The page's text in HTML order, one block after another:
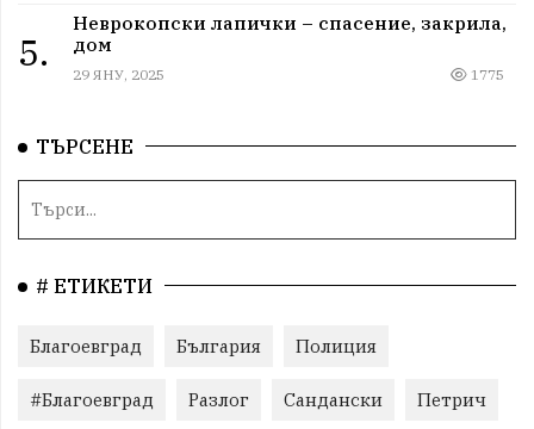
5.
Неврокопски лапички – спасение, закрила,
дом
29 ЯНУ, 2025 1775
ТЪРСЕНЕ
# ЕТИКЕТИ
Благоевград България Полиция
#Благоевград Разлог Сандански Петрич